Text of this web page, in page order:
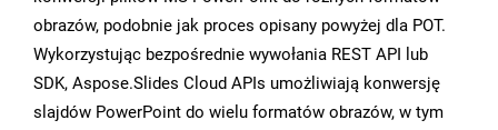
obrazów, podobnie jak proces opisany powyżej dla POT.
Wykorzystując bezpośrednie wywołania REST API lub
SDK, Aspose.Slides Cloud APIs umożliwiają konwersję
slajdów PowerPoint do wielu formatów obrazów, w tym